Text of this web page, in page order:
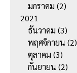
มกราคม (2)
2021
ธันวาคม (3)
พฤศจิกายน (2)
ตุลาคม (3)
กันยายน (2)